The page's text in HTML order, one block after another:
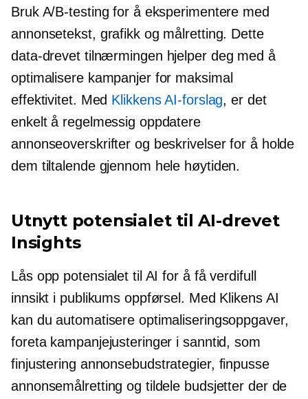
Bruk A/B-testing for å eksperimentere med
annonsetekst, grafikk og målretting. Dette
data-drevettilnærmingen hjelper deg med å
optimalisere kampanjer for maksimal
effektivitet. Med Klikkens AI-forslag, er det
enkelt å regelmessig oppdatere
annonseoverskrifter og beskrivelser for å holde
dem tiltalende gjennom hele høytiden.
Utnytt potensialet tilAI-drevet
Insights
Lås opp potensialet til AI for å få verdifull
innsikt i publikums oppførsel. Med Klikens AI
kan du automatisere optimaliseringsoppgaver,
foreta kampanjejusteringer i sanntid, som
finjustering annonsebudstrategier, finpusse
annonsemålretting og tildele budsjetter der de